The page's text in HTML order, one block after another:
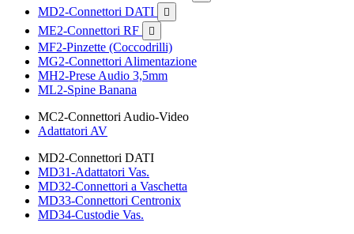
MD2-Connettori DATI 
ME2-Connettori RF 
MF2-Pinzette (Coccodrilli)
MG2-Connettori Alimentazione
MH2-Prese Audio 3,5mm
ML2-Spine Banana
MC2-Connettori Audio-Video
Adattatori AV
MD2-Connettori DATI
MD31-Adattatori Vas.
MD32-Connettori a Vaschetta
MD33-Connettori Centronix
MD34-Custodie Vas.